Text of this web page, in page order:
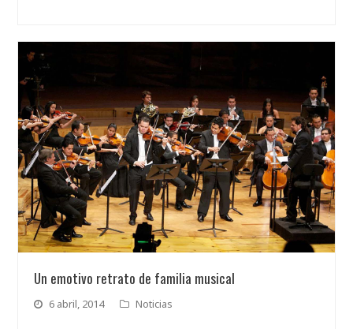
Un emotivo retrato de familia musical
6 abril, 2014 Noticias